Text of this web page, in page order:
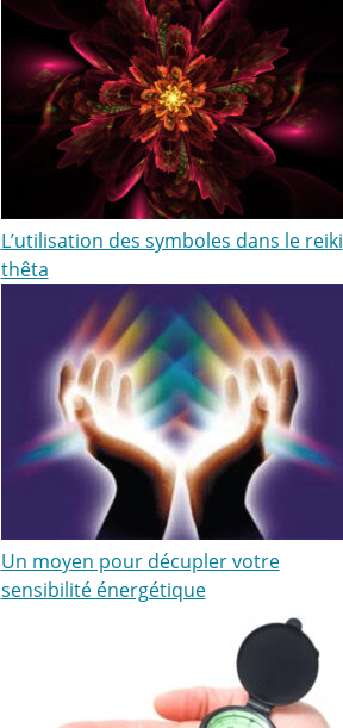
L’utilisation des symboles dans le reiki
thêta
Un moyen pour décupler votre
sensibilité énergétique